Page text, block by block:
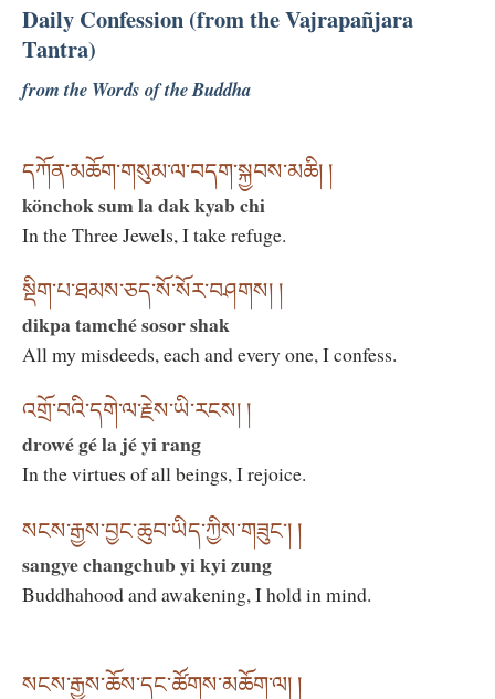
Daily Confession (from the Vajrapañjara
Tantra)
from the Words of the Buddha
དཀོན་མཆོག་གསུམ་ལ་བདག་སྐྱབས་མཆི། །
könchok sum la dak kyab chi
In the Three Jewels, I take refuge.
སྡིག་པ་ཐམས་ཅད་སོ་སོར་བཤགས། །
dikpa tamché sosor shak
All my misdeeds, each and every one, I confess.
འགྲོ་བའི་དགེ་ལ་རྗེས་ཡི་རངས། །
drowé gé la jé yi rang
In the virtues of all beings, I rejoice.
སངས་རྒྱས་བྱང་ཆུབ་ཡིད་ཀྱིས་གཟུང༌། །
sangye changchub yi kyi zung
Buddhahood and awakening, I hold in mind.
སངས་རྒྱས་ཆོས་དང་ཚོགས་མཆོག་ལ། །